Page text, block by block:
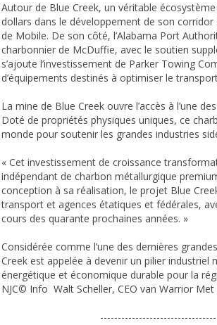
Autour de Blue Creek, un véritable
dollars dans le développement de son
de Mobile. De son côté, l’Alabama Port
charbonnier de McDuffie, avec le soutien
s’ajoute l’investissement de Parker Towing
d’équipements destinés à optimiser le
La mine de Blue Creek ouvre l’accès à l’une
Doté de propriétés physiques uniques, ce
monde pour soutenir les grandes industries
« Cet investissement de croissance
indépendant de charbon métallurgique
conception à sa réalisation, le projet Blue
transport et agences étatiques et fédérales,
cours des quarante prochaines années. »
Considérée comme l’une des dernières
Creek est appelée à devenir un pilier industriel
énergétique et économique durable pour la
NJC© Info Walt Scheller, CEO van Warrior Met